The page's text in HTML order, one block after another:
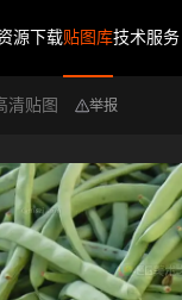
源下载贴图库技术服务
清贴图 举报